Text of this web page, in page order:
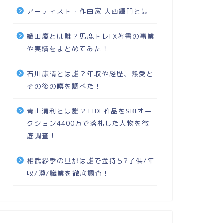
アーティスト・作曲家 大西輝門とは
織田慶とは誰？馬鹿トレFX著書の事業
や実績をまとめてみた！
石川康晴とは誰？年収や経歴、熱愛と
その後の噂を調べた！
青山清利とは誰？TIDE作品をSBIオー
クション4400万で落札した人物を徹
底調査！
相武紗季の旦那は誰で金持ち?子供/年
収/噂/職業を徹底調査！